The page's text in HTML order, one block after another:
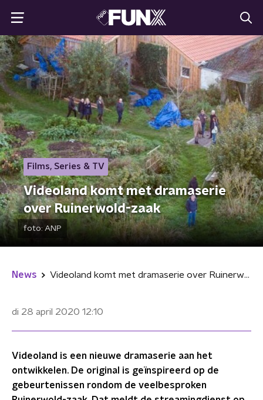
Films, Series & TV
Videoland komt met dramaserie
over Ruinerwold-zaak
foto: ANP
News Videoland komt met dramaserie over Ruinerwold-zaak
di 28 april 2020 12:10
Videoland is een nieuwe dramaserie aan het
ontwikkelen. De original is geïnspireerd op de
gebeurtenissen rondom de veelbesproken